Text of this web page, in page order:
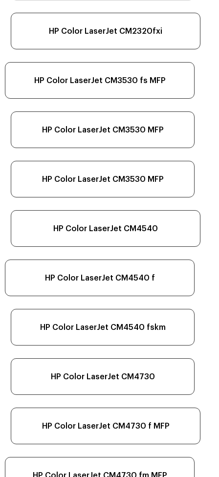
HP Color LaserJet CM2320fxi
HP Color LaserJet CM3530 fs MFP
HP Color LaserJet CM3530 MFP
HP Color LaserJet CM3530 MFP
HP Color LaserJet CM4540
HP Color LaserJet CM4540 f
HP Color LaserJet CM4540 fskm
HP Color LaserJet CM4730
HP Color LaserJet CM4730 f MFP
HP Color LaserJet CM4730 fm MFP